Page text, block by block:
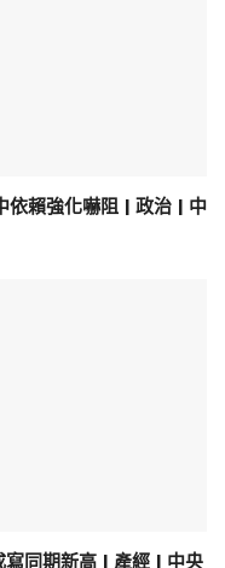
賴強化嚇阻 | 政治 | 中
同期新高 | 產經 | 中央